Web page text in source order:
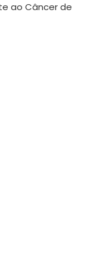
ao Câncer de